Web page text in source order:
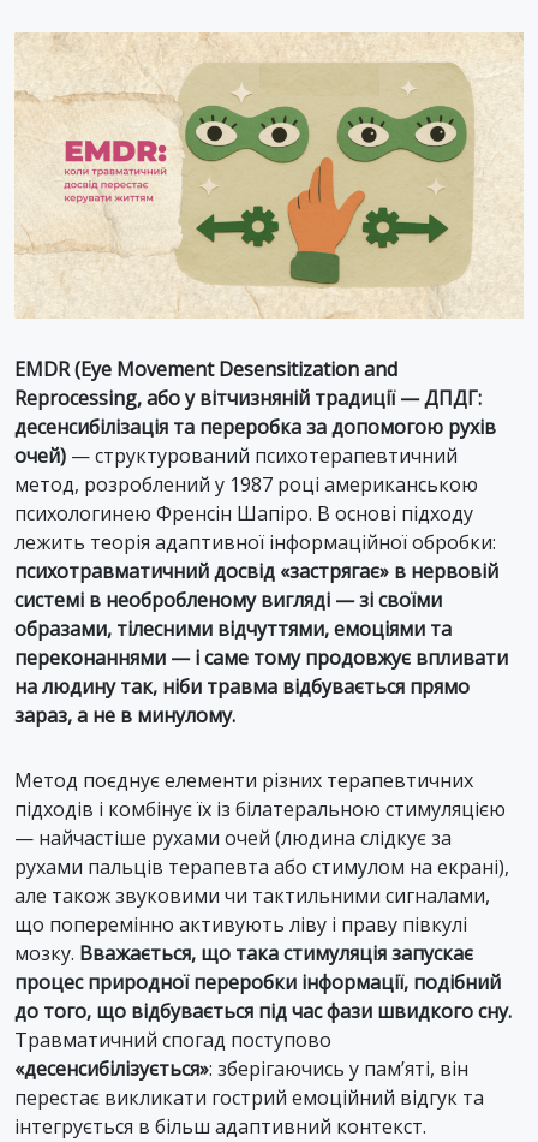
EMDR (Eye Movement Desensitization and
Reprocessing, або у вітчизняній традиції — ДПДГ:
десенсибілізація та переробка за допомогою рухів
очей) — структурований психотерапевтичний
метод, розроблений у 1987 році американською
психологинею Френсін Шапіро. В основі підходу
лежить теорія адаптивної інформаційної обробки:
психотравматичний досвід «застрягає» в нервовій
системі в необробленому вигляді — зі своїми
образами, тілесними відчуттями, емоціями та
переконаннями — і саме тому продовжує впливати
на людину так, ніби травма відбувається прямо
зараз, а не в минулому.
Метод поєднує елементи різних терапевтичних
підходів і комбінує їх із білатеральною стимуляцією
— найчастіше рухами очей (людина слідкує за
рухами пальців терапевта або стимулом на екрані),
але також звуковими чи тактильними сигналами,
що поперемінно активують ліву і праву півкулі
мозку. Вважається, що така стимуляція запускає
процес природної переробки інформації, подібний
до того, що відбувається під час фази швидкого сну.
Травматичний спогад поступово
«десенсибілізується»: зберігаючись у пам’яті, він
перестає викликати гострий емоційний відгук та
інтегрується в більш адаптивний контекст.